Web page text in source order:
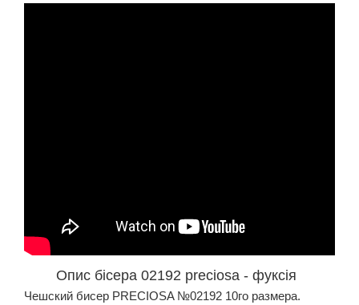
Опис бісера 02192 preciosa - фуксія
Чешский бисер PRECIOSA №02192 10го размера.